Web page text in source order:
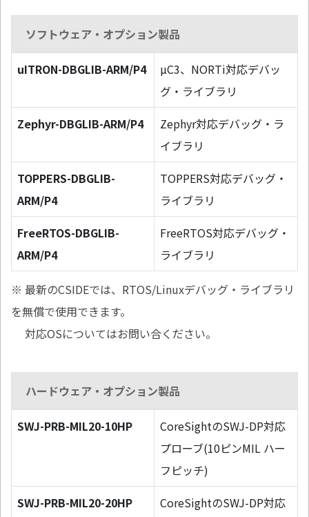
ソフトウェア・オプション製品
uITRON-DBGLIB-ARM/P4
µC3、NORTi対応デバッ
グ・ライブラリ
Zephyr-DBGLIB-ARM/P4
Zephyr対応デバッグ・ラ
イブラリ
TOPPERS-DBGLIB-
ARM/P4
TOPPERS対応デバッグ・
ライブラリ
FreeRTOS-DBGLIB-
ARM/P4
FreeRTOS対応デバッグ・
ライブラリ
※ 最新のCSIDEでは、RTOS/Linuxデバッグ・ライブラリ
を無償で使用できます。
対応OSについてはお問い合ください。
ハードウェア・オプション製品
SWJ-PRB-MIL20-10HP
CoreSightのSWJ-DP対応
プローブ(10ピンMIL ハー
フピッチ)
SWJ-PRB-MIL20-20HP
CoreSightのSWJ-DP対応